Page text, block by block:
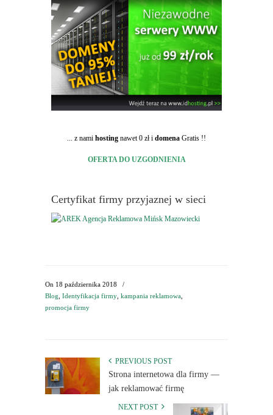
... z nami hosting nawet 0 zł i domena Gratis !!
OFERTA DO UZGODNIENIA
Certyfikat firmy przyjaznej w sieci
On 18 października 2018
/
Blog Identyfikacja firmy kampania reklamowa
promocja firmy
PREVIOUS POST
Strona internetowa dla firmy —
jak reklamować firmę
NEXT POST